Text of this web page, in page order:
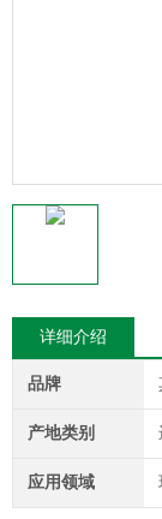
详细介绍
品牌
产地类别
应用领域